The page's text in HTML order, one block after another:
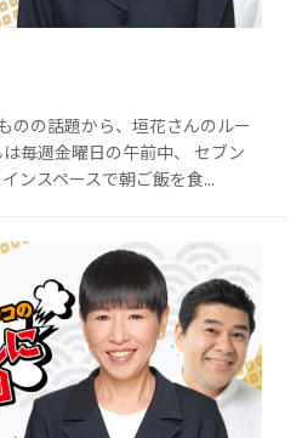
のの話題から、垣花さんのルー
毎週金曜日の午前中、 セブン
ンスペースで朝ご飯を食...